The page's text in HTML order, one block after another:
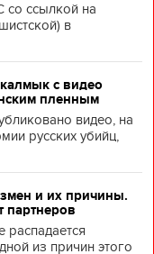
со ссылкой на
в
с видео
пленным
видео, на
русских убийц,
и их причины.
партнеров
распадается
из причин этого